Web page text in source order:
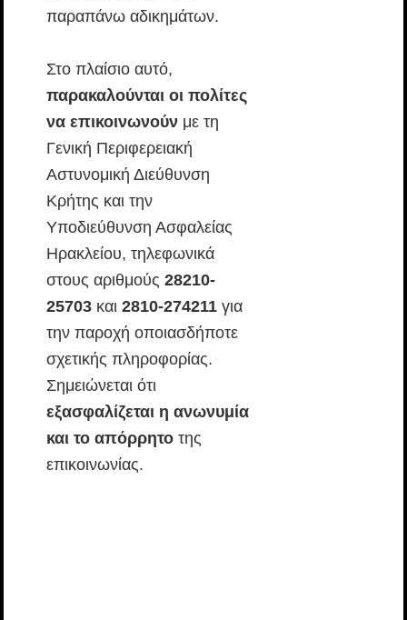
παραπάνω αδικημάτων.
Στο πλαίσιο αυτό,
παρακαλούνται οι πολίτες
να επικοινωνούνμε τη
Γενική Περιφερειακή
Αστυνομική Διεύθυνση
Κρήτης και την
Υποδιεύθυνση Ασφαλείας
Ηρακλείου, τηλεφωνικά
στους αριθμούς 28210-
25703και 2810-274211για
την παροχή οποιασδήποτε
σχετικής πληροφορίας.
Σημειώνεται ότι
εξασφαλίζεται η ανωνυμία
και το απόρρητοτης
επικοινωνίας.